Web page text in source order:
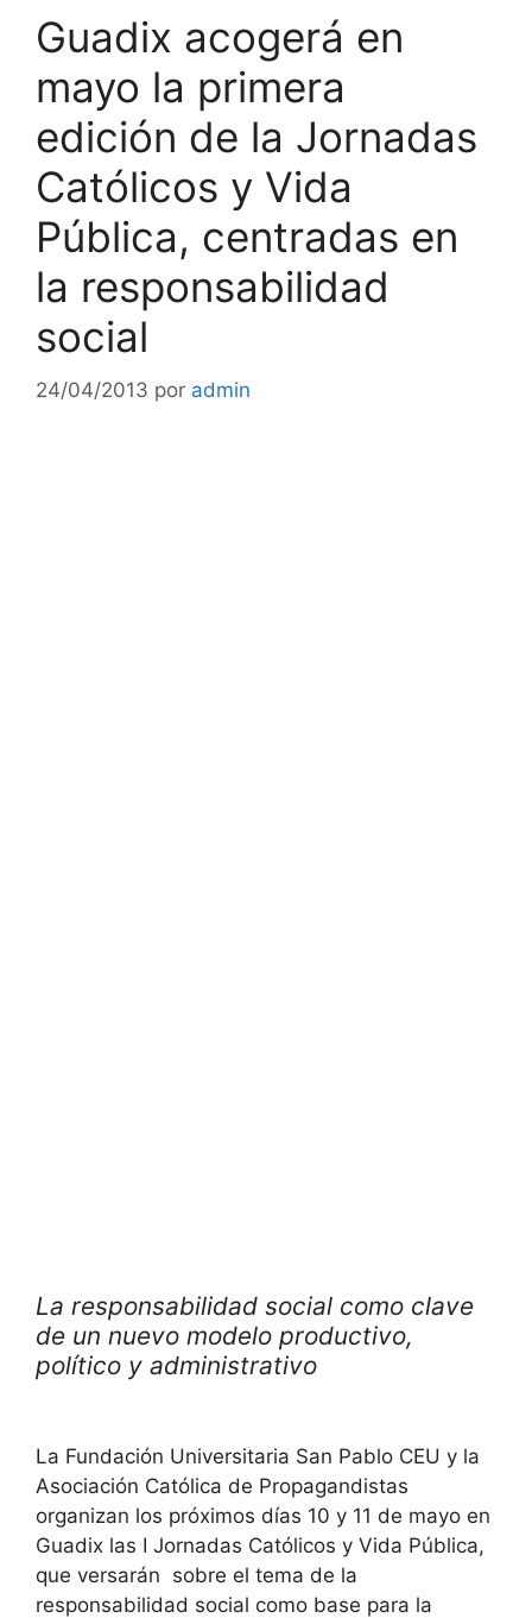
Guadix acogerá en
mayo la primera
edición de la Jornadas
Católicos y Vida
Pública, centradas en
la responsabilidad
social
24/04/2013 por admin
La responsabilidad social como clave
de un nuevo modelo productivo,
político y administrativo
La Fundación Universitaria San Pablo CEU y la
Asociación Católica de Propagandistas
organizan los próximos días 10 y 11 de mayo en
Guadix las I Jornadas Católicos y Vida Pública,
que versarán sobre el tema de la
responsabilidad social como base para la